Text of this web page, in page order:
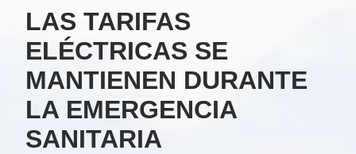
LAS TARIFAS
ELÉCTRICAS SE
MANTIENEN DURANTE
LA EMERGENCIA
SANITARIA